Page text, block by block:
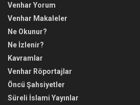
Venhar Yorum
Venhar Makaleler
Ne Okunur?
Ne İzlenir?
Kavramlar
Venhar Röportajlar
Öncü Şahsiyetler
Süreli İslami Yayınlar